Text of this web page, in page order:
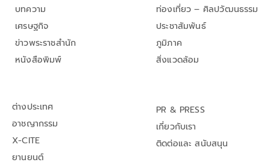
บทความ
เศรษฐกิจ
ข่าวพระราชสำนัก
หนังสือพิมพ์
ท่องเที่ยว – ศิลปวัฒนธรรม
ประชาสัมพันธ์
ภูมิภาค
สิ่งแวดล้อม
ต่างประเทศ
อาชญากรรม
X-CITE
ยานยนต์
PR & PRESS
เกี่ยวกับเรา
ติดต่อและ สนับสนุน